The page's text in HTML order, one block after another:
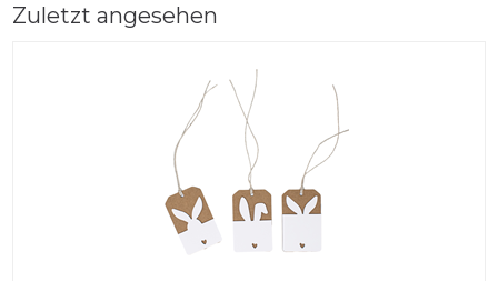
Zuletzt angesehen